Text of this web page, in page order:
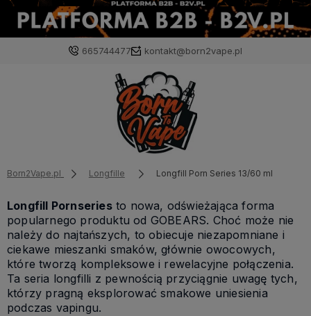
665744477 kontakt@born2vape.pl
Born2Vape.pl Longfille Longfill Porn Series 13/60 ml
Longfill Pornseriesto nowa, odświeżająca forma
popularnego produktu od GOBEARS. Choć może nie
należy do najtańszych, to obiecuje niezapomniane i
ciekawe mieszanki smaków, głównie owocowych,
które tworzą kompleksowe i rewelacyjne połączenia.
Ta seria longfilli z pewnością przyciągnie uwagę tych,
którzy pragną eksplorować smakowe uniesienia
podczas vapingu.